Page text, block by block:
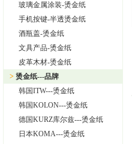
玻璃金属涂装-烫金纸
手机按键-半透烫金纸
酒瓶盖-烫金纸
文具产品-烫金纸
皮革木材-烫金纸
> 烫金纸---品牌
韩国ITW---烫金纸
韩国KOLON---烫金纸
德国KURZ库尔兹---烫金纸
日本KOMA---烫金纸